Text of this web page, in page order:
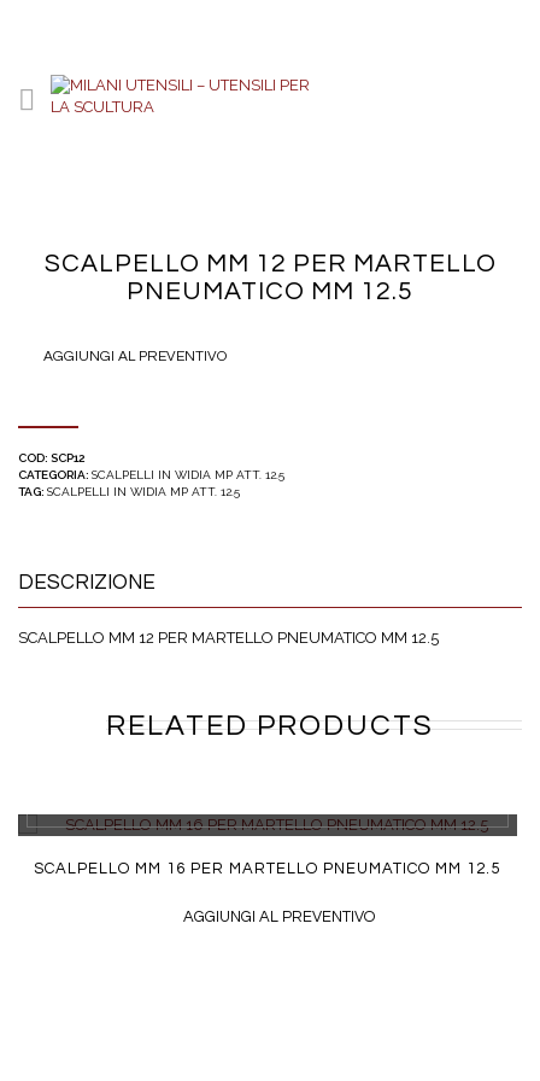
SCALPELLO MM 12 PER MARTELLO
PNEUMATICO MM 12.5
AGGIUNGI AL PREVENTIVO
COD: SCP12
CATEGORIA: SCALPELLI IN WIDIA MP ATT. 12.5
TAG: SCALPELLI IN WIDIA MP ATT. 12.5
DESCRIZIONE
SCALPELLO MM 12 PER MARTELLO PNEUMATICO MM 12.5
RELATED PRODUCTS
SCALPELLO MM 16 PER MARTELLO PNEUMATICO MM 12.5
AGGIUNGI AL PREVENTIVO